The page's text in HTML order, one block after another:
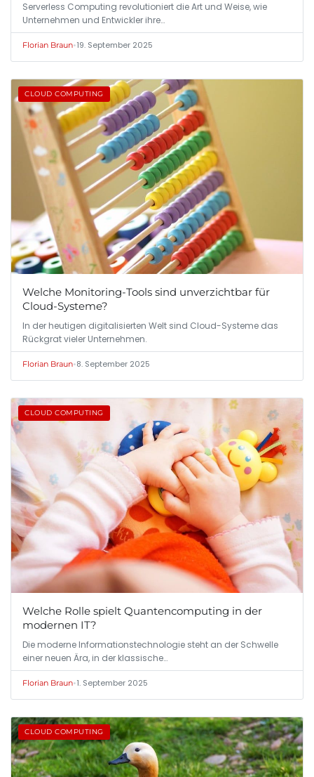
Serverless Computing revolutioniert die Art und Weise, wie
Unternehmen und Entwickler ihre…
Florian Braun•19. September 2025
CLOUD COMPUTING
Welche Monitoring-Tools sind unverzichtbar für
Cloud-Systeme?
In der heutigen digitalisierten Welt sind Cloud-Systeme das
Rückgrat vieler Unternehmen.
Florian Braun•8. September 2025
CLOUD COMPUTING
Welche Rolle spielt Quantencomputing in der
modernen IT?
Die moderne Informationstechnologie steht an der Schwelle
einer neuen Ära, in der klassische…
Florian Braun•1. September 2025
CLOUD COMPUTING